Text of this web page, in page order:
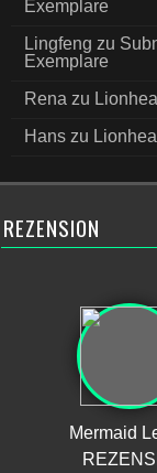
Exemplare
Lingfeng zu
Exemplare
Rena zu
Hans zu
REZENSION
Mermaid